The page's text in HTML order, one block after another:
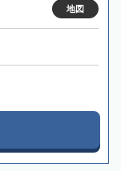
地図